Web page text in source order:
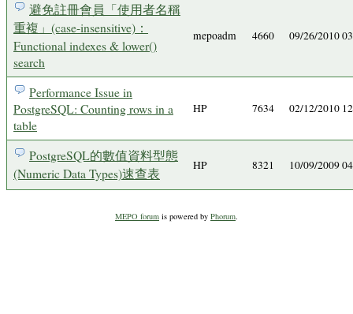
避免註冊會員「使用者名稱
重複」(case-insensitive)：
Functional indexes & lower()
search
mepoadm 4660 09/26/2010
Performance Issue in
PostgreSQL: Counting rows in a
table
HP 7634 02/12/2010
PostgreSQL的數值資料型態
(Numeric Data Types)速查表
HP 8321 10/09/2009
MEPO forum is powered by Phorum.